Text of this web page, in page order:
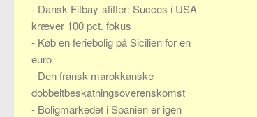
- Dansk Fitbay-stifter: Succes i USA
kræver 100 pct. fokus
- Køb en feriebolig på Sicilien for en
euro
- Den fransk-marokkanske
dobbeltbeskatningsoverenskomst
- Boligmarkedet i Spanien er igen